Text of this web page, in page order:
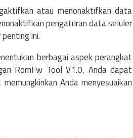
atau menonaktifkan data
pengaturan data seluler
ini.
berbagai aspek perangkat
RomFw Tool V1.0, Anda dapat
Anda menyesuaikan